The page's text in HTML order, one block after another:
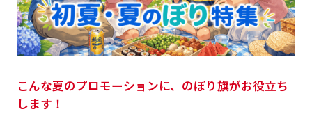
こんな夏のプロモーションに、のぼり旗がお役立ち
します！